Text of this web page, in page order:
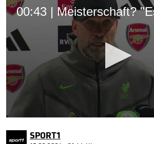
seconds
of
SPORT1